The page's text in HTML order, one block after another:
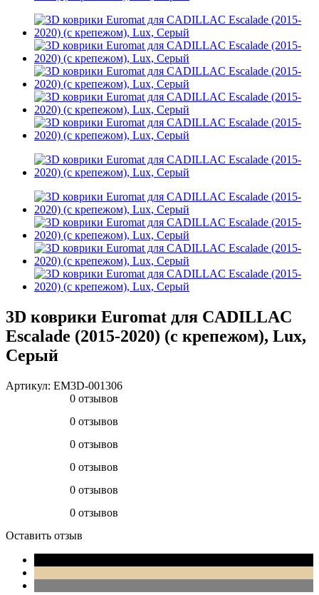
3D коврики Euromat для CADILLAC
Escalade (2015-2020) (c крепежом), Lux,
Серый
Артикул: EM3D-001306
0 отзывов
0 отзывов
0 отзывов
0 отзывов
0 отзывов
0 отзывов
Оставить отзыв